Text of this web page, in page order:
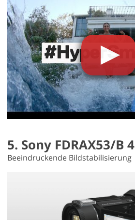
5. Sony FDRAX53/B
Beeindruckende Bildstabilisierung